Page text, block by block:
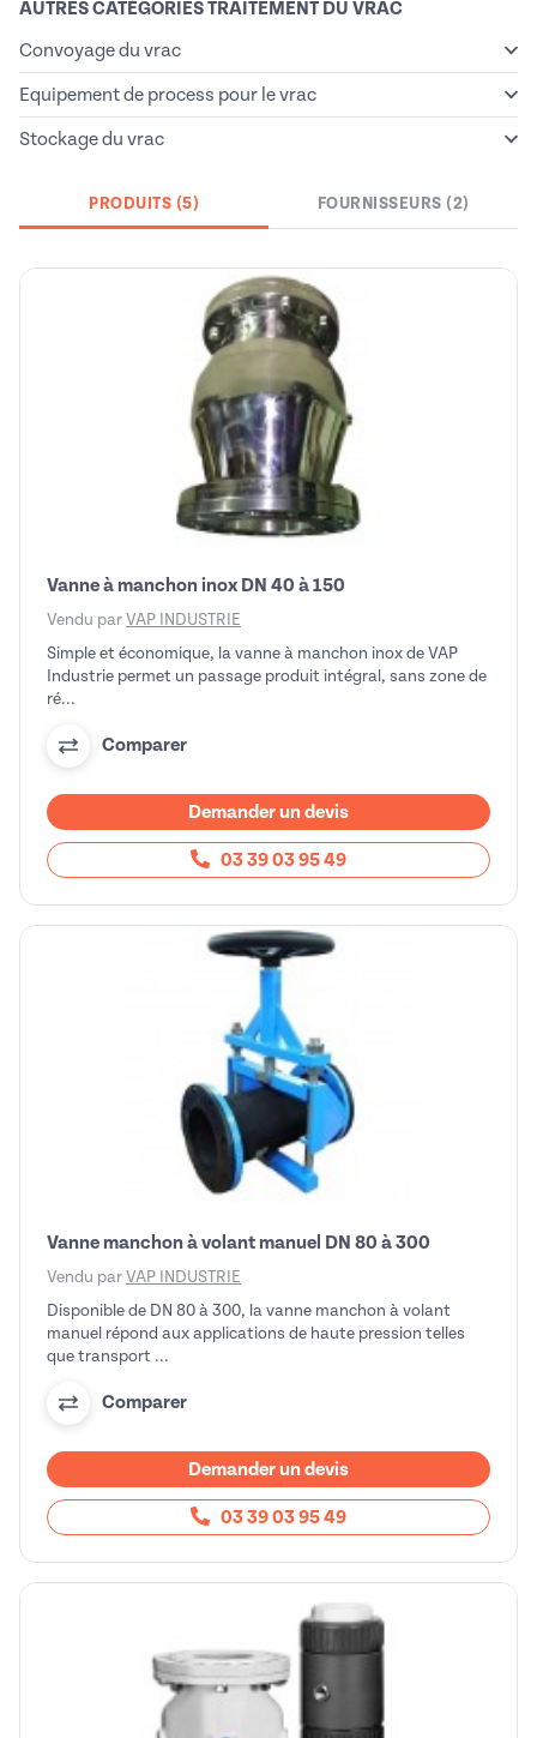
AUTRES CATÉGORIES TRAITEMENT DU VRAC
Convoyage du vrac
Equipement de process pour le vrac
Stockage du vrac
PRODUITS (5) FOURNISSEURS (2)
Vanne à manchon inox DN 40 à 150
Vendu par VAP INDUSTRIE
Simple et économique, la vanne à manchon inox de VAP
Industrie permet un passage produit intégral, sans zone de
ré...
Comparer
Demander un devis
03 39 03 95 49
Vanne manchon à volant manuel DN 80 à 300
Vendu par VAP INDUSTRIE
Disponible de DN 80 à 300, la vanne manchon à volant
manuel répond aux applications de haute pression telles
que transport ...
Comparer
Demander un devis
03 39 03 95 49